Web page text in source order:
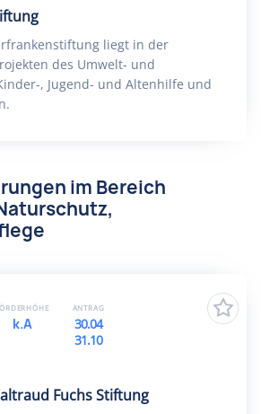
liegt in der
des Umwelt- und
, Jugend- und Altenhilfe und
im Bereich
Fuchs Stiftung
k.A
ANTRAG
30.04
31.10